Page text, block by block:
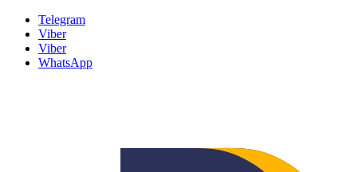
Telegram
Viber
Viber
WhatsApp